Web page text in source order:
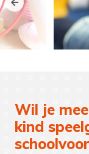
Wil je
kind